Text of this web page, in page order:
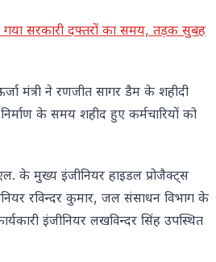
सरकारी दफ्तरों का समय, तड़क सुबह
मंत्री ने रणजीत सागर डैम के शहीदी
के समय शहीद हुए कर्मचारियों को
के मुख्य इंजीनियर हाइडल प्रोजैक्ट्स
रविन्दर कुमार, जल संसाधन विभाग के
इंजीनियर लखविन्दर सिंह उपस्थित